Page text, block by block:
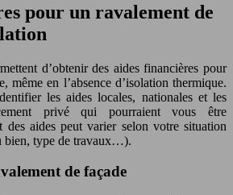
pour un ravalement de
d’obtenir des aides financières pour
même en l’absence d’isolation thermique.
les aides locales, nationales et les
privé qui pourraient vous être
des aides peut varier selon votre situation
bien, type de travaux…).
de façade